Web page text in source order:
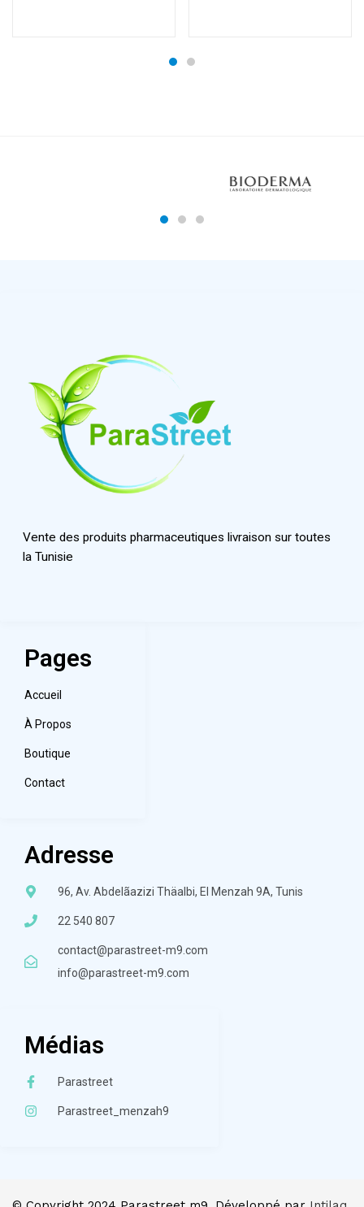
Vente des produits pharmaceutiques livraison sur toutes
la Tunisie
Pages
Accueil
À Propos
Boutique
Contact
Adresse
96, Av. Abdelãazizi Thäalbi, El Menzah 9A, Tunis
22 540 807
contact@parastreet-m9.com
info@parastreet-m9.com
Médias
Parastreet
Parastreet_menzah9